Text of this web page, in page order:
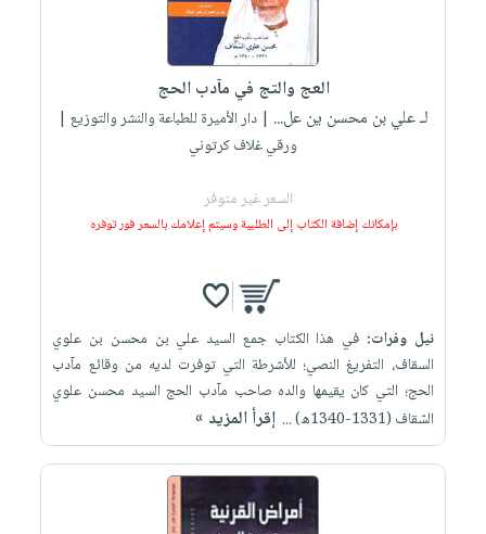
العج والتج في مآدب الحج
لـ علي بن محسن ين عل... | دار الأميرة للطباعة والنشر والتوزيع |
ورقي غلاف كرتوني
السعر غير متوفر
بإمكانك إضافة الكتاب إلى الطلبية وسيتم إعلامك بالسعر فور توفره
نيل وفرات: في هذا الكتاب جمع السيد علي بن محسن بن علوي
السقاف، التفريغ النصي؛ للأشرطة التي توفرت لديه من وقائع مآدب
الحج؛ التي كان يقيمها والده صاحب مآدب الحج السيد محسن علوي
السّقاف (1331-1340ه) ...
إقرأ المزيد »